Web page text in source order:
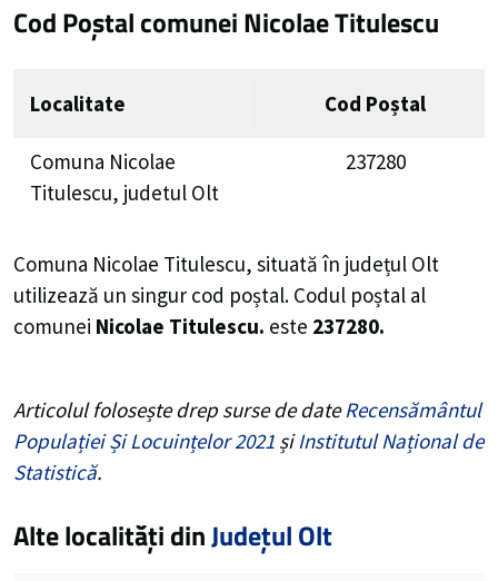
Cod Poștal comunei Nicolae Titulescu
Localitate Cod Poștal
Comuna Nicolae
Titulescu, judetul Olt
237280
Comuna Nicolae Titulescu, situată în județul Olt
utilizează un singur cod poștal. Codul poștal al
comunei Nicolae Titulescu. este 237280.
Articolul folosește drep surse de dateRecensământul
Populației Și Locuințelor 2021 șiInstitutul Național de
Statistică.
Alte localități dinJudețul Olt